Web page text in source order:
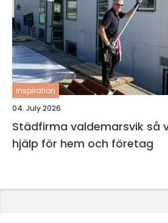
inspiration
04. July 2026
Städfirma valdemarsvik så väljer du rätt
hjälp för hem och företag